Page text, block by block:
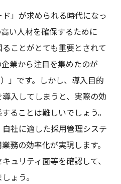
」が求められる時代になっ
い人材を確保するために
ことがとても重要とされて
業から注目を集めたのが
」です。しかし、導入目的
入してしまうと、実際の効
ることは難しいでしょう。
社に適した採用管理システ
務の効率化が実現します。
ュリティ面等を確認して、
ょう。